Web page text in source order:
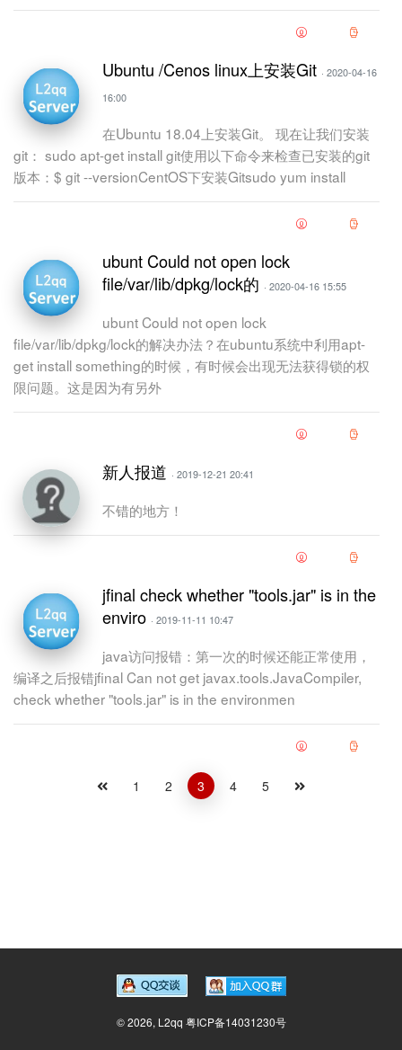
Ubuntu /Cenos linux上安装Git · 2020-04-16
16:00
在Ubuntu 18.04上安装Git。 现在让我们安装
git： sudo apt-get install git使用以下命令来检查已安装的git
版本：$ git --versionCentOS下安装Gitsudo yum install
ubunt Could not open lock
file/var/lib/dpkg/lock的 · 2020-04-16 15:55
ubunt Could not open lock
file/var/lib/dpkg/lock的解决办法？在ubuntu系统中利用apt-
get install something的时候，有时候会出现无法获得锁的权
限问题。这是因为有另外
新人报道 · 2019-12-21 20:41
不错的地方！
jfinal check whether "tools.jar" is in the
enviro · 2019-11-11 10:47
java访问报错：第一次的时候还能正常使用，
编译之后报错jfinal Can not get javax.tools.JavaCompiler,
check whether "tools.jar" is in the environmen
1 2 3 4 5
©2026, L2qq 粤ICP备14031230号